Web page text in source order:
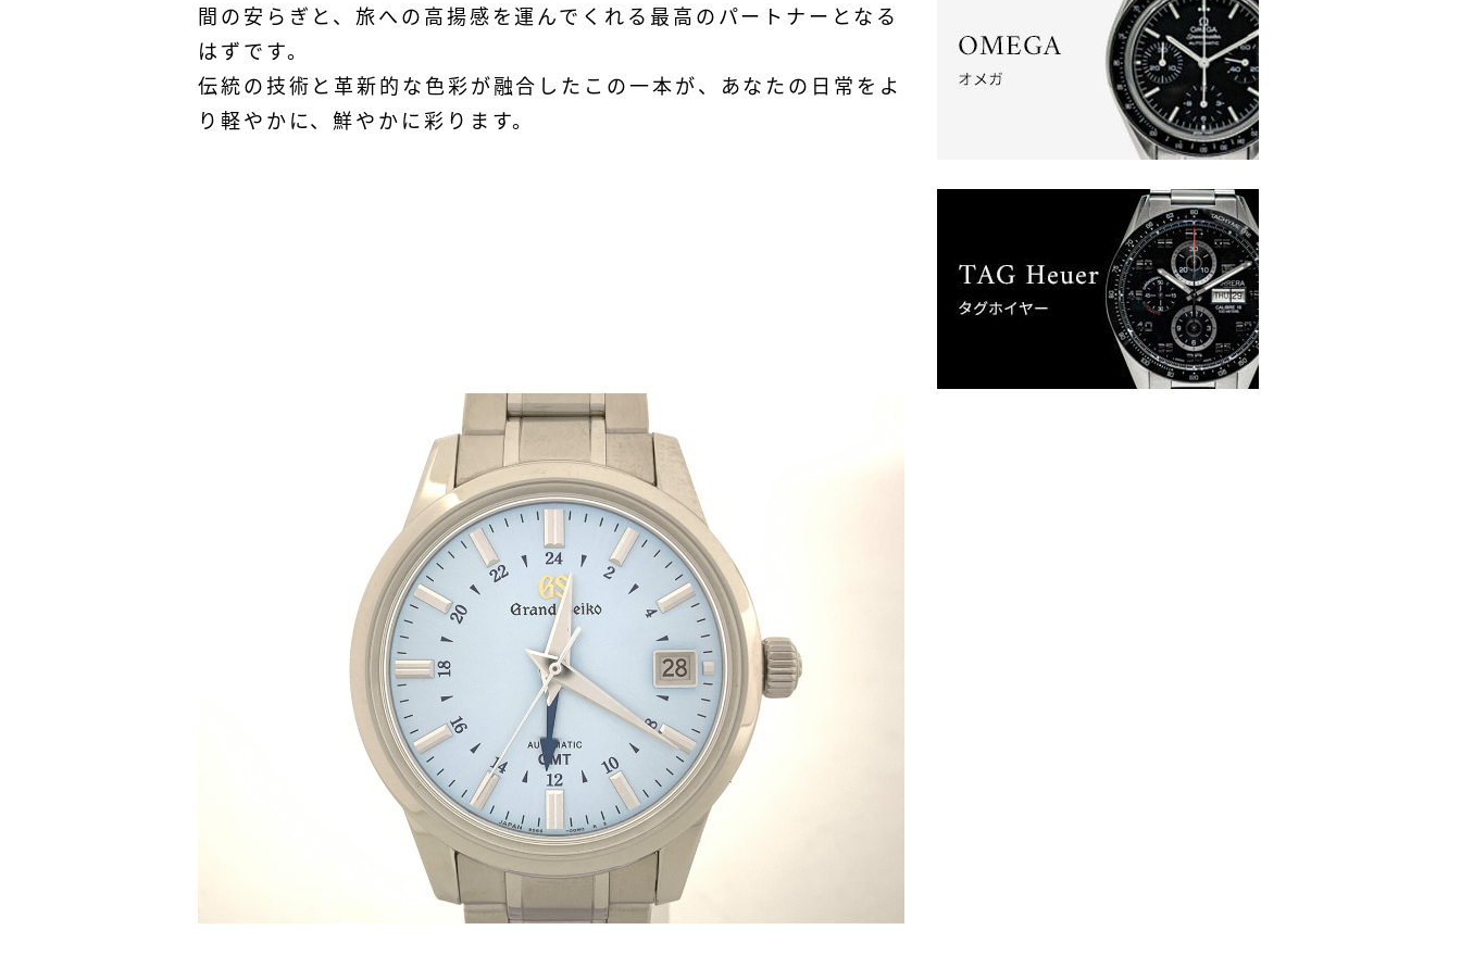
間の安らぎと、旅への高揚感を運んでくれる最高のパートナーとなる
はずです。
伝統の技術と革新的な色彩が融合したこの一本が、あなたの日常をよ
り軽やかに、鮮やかに彩ります。